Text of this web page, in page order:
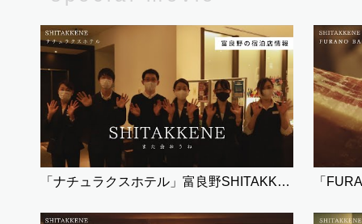
「ナチュラクスホテル」富良野SHITAKKENE（宿泊）